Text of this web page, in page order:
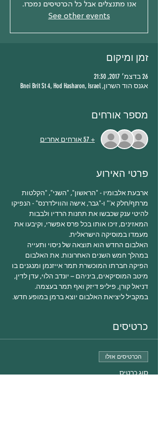
אנו מתנצלים אבל כל הכרטיסים נמכרו.
See other events
זמן ומיקום
26 בדצמ׳ 2017, 21:30
אגנס הוד השרון, Bnei Brit St 4, Hod Hasharon, Israel
מספר אורחים
+ 57 אורחים אחרים
פרטי האירוע
ארבעת אלבומיו - "הראשון", "השני", "הקלטות
מרתף/חלק א'" ו-"גבר, אישה והווילדרנס" - הנפיקו
להיטי ענק שכבשו את תחנות הרדיו ולבבות
המאזינים, זיכו אותו בכל פרס אפשרי, וקיבעו את
מעמדו במוסיקה הישראלית.
האלבום החדש הוא תוצאה של ניסוי ותעייה
במהלך חמש השנים האחרונות. את האלבום
הפיקה חברתו המוכשרת תמר אייזנמן ומנגנים בו
מיטב המוסיקאים, ביניהם – יונדב הלוי, עדן לדין,
דניאל קורן, פיליפ דיזק ואף תמר בעצמה.
במקביל ליציאת האלבום יוצא ברמן במופע חדש.
כרטיסים
הכרטיסים אזלו
סוג כרטיס